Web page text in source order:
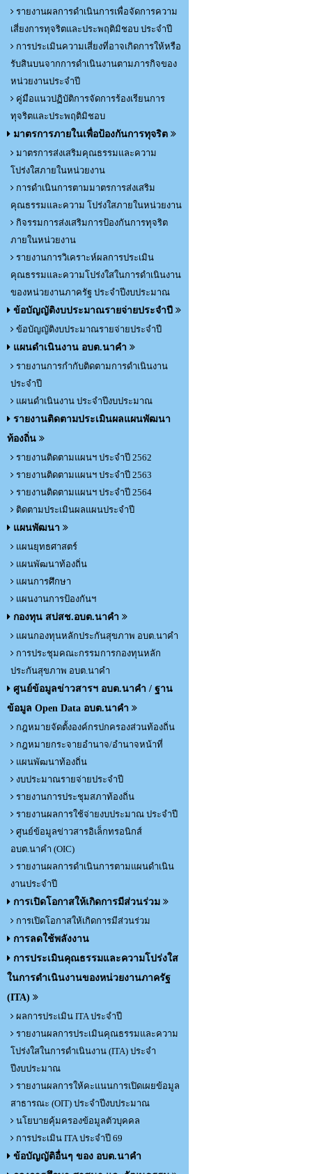
รายงานผลการดำเนินการเพื่อจัดการความ
เสี่ยงการทุจริตและประพฤติมิชอบ ประจำปี
การประเมินความเสี่ยงที่อาจเกิดการให้หรือ
รับสินบนจากการดำเนินงานตามภารกิจของ
หน่วยงานประจำปี
คู่มือแนวปฏิบัติการจัดการร้องเรียนการ
ทุจริตและประพฤติมิชอบ
มาตรการภายในเพื่อป้องกันการทุจริต
มาตรการส่งเสริมคุณธรรมและความ
โปร่งใสภายในหน่วยงาน
การดำเนินการตามมาตรการส่งเสริม
คุณธรรมและความ โปร่งใสภายในหน่วยงาน
กิจรรมการส่งเสริมการป้องกันการทุจริต
ภายในหน่วยงาน
รายงานการวิเคราะห์ผลการประเมิน
คุณธรรมและความโปร่งใสในการดำเนินงาน
ของหน่วยงานภาครัฐ ประจำปีงบประมาณ
ข้อบัญญัติงบประมาณรายจ่ายประจำปี
ข้อบัญญัติงบประมาณรายจ่ายประจำปี
แผนดำเนินงาน อบต.นาคำ
รายงานการกำกับติดตามการดำเนินงาน
ประจำปี
แผนดำเนินงาน ประจำปีงบประมาณ
รายงานติดตามประเมินผลแผนพัฒนา
ท้องถิ่น
รายงานติดตามแผนฯ ประจำปี 2562
รายงานติดตามแผนฯ ประจำปี 2563
รายงานติดตามแผนฯ ประจำปี 2564
ติดตามประเมินผลแผนประจำปี
แผนพัฒนา
แผนยุทธศาสตร์
แผนพัฒนาท้องถิ่น
แผนการศึกษา
แผนงานการป้องกันฯ
กองทุน สปสช.อบต.นาคำ
แผนกองทุนหลักประกันสุขภาพ อบต.นาคำ
การประชุมคณะกรรมการกองทุนหลัก
ประกันสุขภาพ อบต.นาคำ
ศูนย์ข้อมูลข่าวสารฯ อบต.นาคำ / ฐาน
ข้อมูล Open Data อบต.นาคำ
กฎหมายจัดตั้งองค์กรปกครองส่วนท้องถิ่น
กฎหมายกระจายอำนาจ/อำนาจหน้าที่
แผนพัฒนาท้องถิ่น
งบประมาณรายจ่ายประจำปี
รายงานการประชุมสภาท้องถิ่น
รายงานผลการใช้จ่ายงบประมาณ ประจำปี
ศูนย์ข้อมูลข่าวสารอิเล็กทรอนิกส์
อบต.นาคำ (OIC)
รายงานผลการดำเนินการตามแผนดำเนิน
งานประจำปี
การเปิดโอกาสให้เกิดการมีส่วนร่วม
การเปิดโอกาสให้เกิดการมีส่วนร่วม
การลดใช้พลังงาน
การประเมินคุณธรรมและความโปร่งใส
ในการดำเนินงานของหน่วยงานภาครัฐ
(ITA)
ผลการประเมิน ITA ประจำปี
รายงานผลการประเมินคุณธรรมและความ
โปร่งใสในการดำเนินงาน (ITA) ประจำ
ปีงบประมาณ
รายงานผลการให้คะแนนการเปิดเผยข้อมูล
สาธารณะ (OIT) ประจำปีงบประมาณ
นโยบายคุ้มครองข้อมูลตัวบุคคล
การประเมิน ITA ประจำปี 69
ข้อบัญญัติอื่นๆ ของ อบต.นาคำ